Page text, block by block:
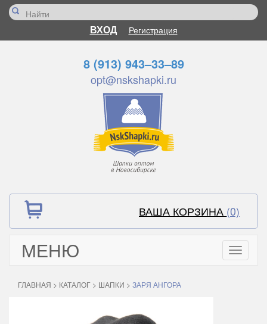
ВХОД Регистрация
8 (913) 943–33–89
opt@nskshapki.ru
ВАША КОРЗИНА (0)
МЕНЮ
Toggle
ГЛАВНАЯ > КАТАЛОГ > ШАПКИ > ЗАРЯ АНГОРА